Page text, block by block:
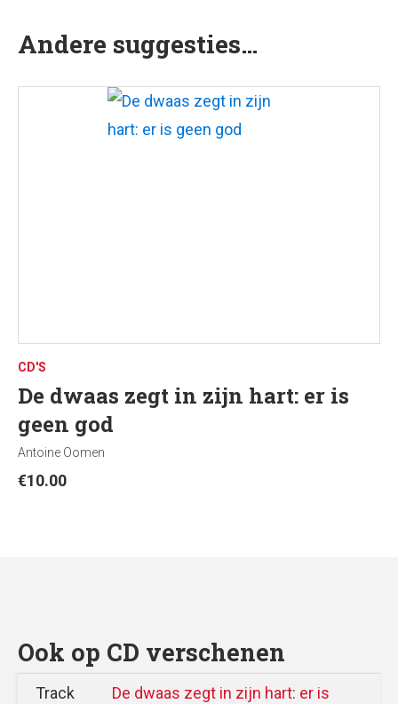
Andere suggesties…
CD'S
De dwaas zegt in zijn hart: er is
geen god
Antoine Oomen
€10.00
Ook op CD verschenen
Track
De dwaas zegt in zijn hart: er is